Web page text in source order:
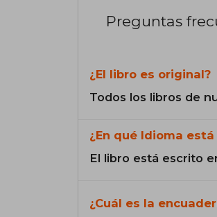
Preguntas
¿El libro es original?
Todos los libros de
¿En qué Idioma
El libro está escrito
¿Cuál es la